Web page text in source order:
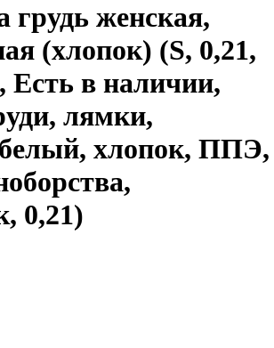
грудь женская,
(хлопок) (S, 0,21,
в наличии,
лямки,
хлопок, ППЭ,
0,21)